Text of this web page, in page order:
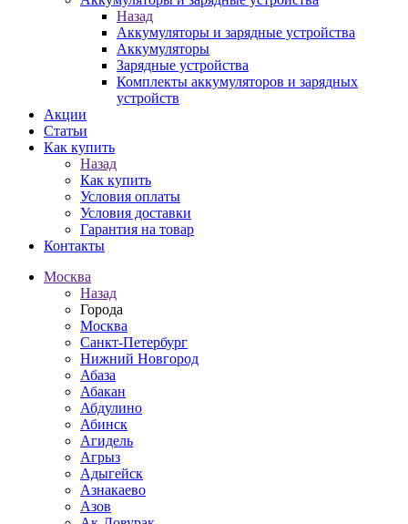
Назад
Аккумуляторы и зарядные устройства
Аккумуляторы
Зарядные устройства
Комплекты аккумуляторов и зарядных
устройств
Акции
Статьи
Как купить
Назад
Как купить
Условия оплаты
Условия доставки
Гарантия на товар
Контакты
Москва
Назад
Города
Москва
Санкт-Петербург
Нижний Новгород
Абаза
Абакан
Абдулино
Абинск
Агидель
Агрыз
Адыгейск
Азнакаево
Азов